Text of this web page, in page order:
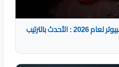
أفضل معالجات AMD للكمبيوتر لعام 2026 : الأحدث بالترتيب